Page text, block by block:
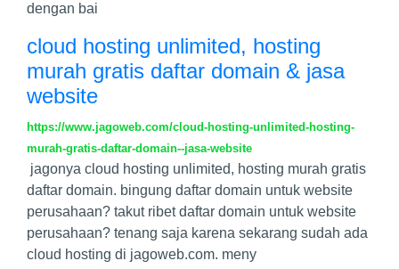
dengan bai
cloud hosting unlimited, hosting
murah gratis daftar domain & jasa
website
https://www.jagoweb.com/cloud-hosting-unlimited-hosting-
murah-gratis-daftar-domain--jasa-website
jagonya cloud hosting unlimited, hosting murah gratis
daftar domain. bingung daftar domain untuk website
perusahaan? takut ribet daftar domain untuk website
perusahaan? tenang saja karena sekarang sudah ada
cloud hosting di jagoweb.com. meny